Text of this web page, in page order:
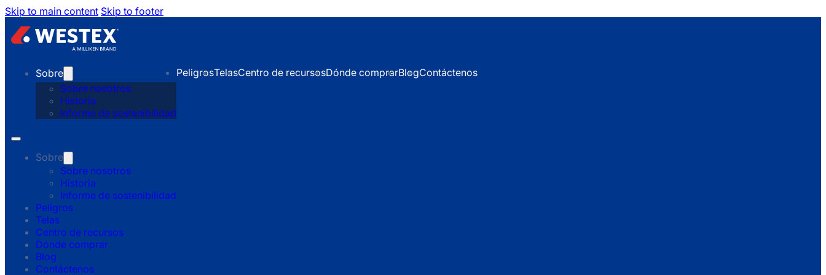
Skip to main content Skip to footer
Sobre
Sobre nosotros
Historia
Informe de sostenibilidad
PeligrosTelasCentro de recursosDónde comprarBlogContáctenos
Sobre
Sobre nosotros
Historia
Informe de sostenibilidad
Peligros
Telas
Centro de recursos
Dónde comprar
Blog
Contáctenos